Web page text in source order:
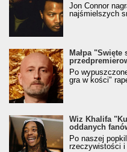
Jon Connor
najśmielszych
Małpa
Po
gra w kości"
Wiz Khalifa
oddanych
Po naszej
rzeczywistości i